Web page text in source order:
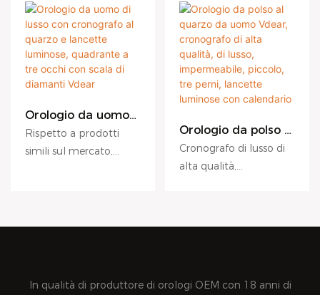
Orologio da uomo
di lusso con
cronografo al
quarzo e lancette
Rispetto a prodotti
simili sul mercato,
Orologio da polso al
quarzo da uomo
Vdear, cronografo
di alta qualità, di
lancette luminose
Cronografo di lusso di
alta qualità,
simili sul mercato,
In qualità di produttore di orologi OEM con 18 anni di